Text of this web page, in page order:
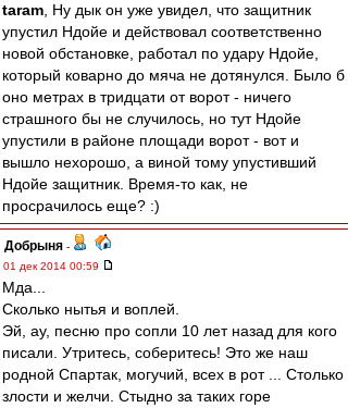
taram , Ну дык он уже увидел, что защитник
упустил Ндойе и действовал соответственно
новой обстановке, работал по удару Ндойе,
который коварно до мяча не дотянулся. Было б
оно метрах в тридцати от ворот - ничего
страшного бы не случилось, но тут Ндойе
упустили в районе площади ворот - вот и
вышло нехорошо, а виной тому упустивший
Ндойе защитник. Время-то как, не
просрачилось еще? :)
Добрыня -
01 дек 2014 00:59
Мда...
Сколько нытья и воплей.
Эй, ау, песню про сопли 10 лет назад для кого
писали. Утритесь, соберитесь! Это же наш
родной Спартак, могучий, всех в рот ... Столько
злости и желчи. Стыдно за таких горе